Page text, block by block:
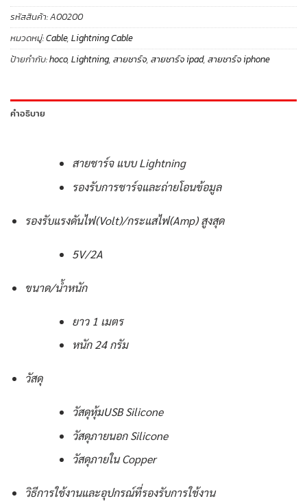
รหัสสินค้า:A00200
หมวดหมู่:Cable, Lightning Cable
ป้ายกำกับ:hoco, Lightning, สายชาร์จ, สายชาร์จ ipad, สายชาร์จ iphone
คำอธิบาย
สายชาร์จ แบบ Lightning
รองรับการชาร์จและถ่ายโอนข้อมูล
รองรับแรงดันไฟ(Volt)/กระแสไฟ(Amp) สูงสุด
5V/2A
ขนาด/น้ำหนัก
ยาว 1 เมตร
หนัก 24 กรัม
วัสดุ
วัสดุหุ้มUSB Silicone
วัสดุภายนอก Silicone
วัสดุภายใน Copper
วิธีการใช้งานและอุปกรณ์ที่รองรับการใช้งาน